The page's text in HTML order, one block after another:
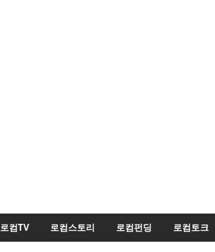
로컴TV 로컴스토리 로컴펀딩 로컴토크